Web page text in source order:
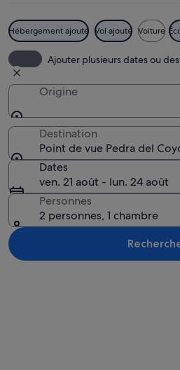
Hébergement ajouté Vol ajouté Voiture
Ajouter plusieurs dates ou
Origine
Destination
Point de vue Pedra del
Dates
ven. 21 août - lun. 24 août
Personnes
2 personnes, 1 chambre